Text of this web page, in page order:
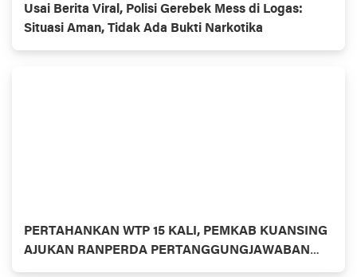
Usai Berita Viral, Polisi Gerebek Mess di Logas:
Situasi Aman, Tidak Ada Bukti Narkotika
PERTAHANKAN WTP 15 KALI, PEMKAB KUANSING
AJUKAN RANPERDA PERTANGGUNGJAWABAN
APBD 2025